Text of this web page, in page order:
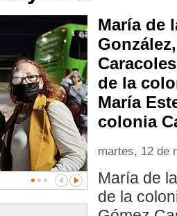
María de
de la
María
colonia
martes, 12 de
María de
de la